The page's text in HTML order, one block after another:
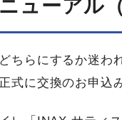
ューアル​
ちらにするか迷わ
式に交換のお申込